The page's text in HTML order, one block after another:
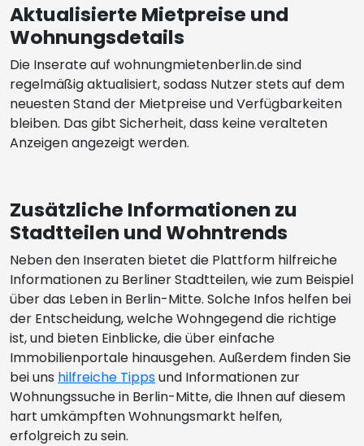
Aktualisierte Mietpreise und
Wohnungsdetails
Die Inserate auf wohnungmietenberlin.de sind
regelmäßig aktualisiert, sodass Nutzer stets auf dem
neuesten Stand der Mietpreise und Verfügbarkeiten
bleiben. Das gibt Sicherheit, dass keine veralteten
Anzeigen angezeigt werden.
Zusätzliche Informationen zu
Stadtteilen und Wohntrends
Neben den Inseraten bietet die Plattform hilfreiche
Informationen zu Berliner Stadtteilen, wie zum Beispiel
über das Leben in Berlin-Mitte. Solche Infos helfen bei
der Entscheidung, welche Wohngegend die richtige
ist, und bieten Einblicke, die über einfache
Immobilienportale hinausgehen. Außerdem finden Sie
bei uns hilfreiche Tippsund Informationen zur
Wohnungssuche in Berlin-Mitte, die Ihnen auf diesem
hart umkämpften Wohnungsmarkt helfen,
erfolgreich zu sein.